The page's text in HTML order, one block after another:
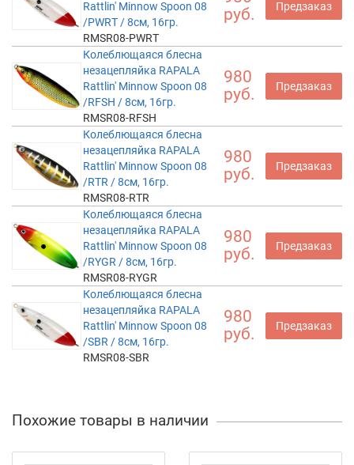
Rattlin' Minnow Spoon 08
/PWRT / 8см, 16гр.
RMSR08-PWRT
руб.
Предзаказ
Колеблющаяся блесна
незацепляйка RAPALA
Rattlin' Minnow Spoon 08
/RFSH / 8см, 16гр.
RMSR08-RFSH
980
руб.
Предзаказ
Колеблющаяся блесна
незацепляйка RAPALA
Rattlin' Minnow Spoon 08
/RTR / 8см, 16гр.
RMSR08-RTR
980
руб.
Предзаказ
Колеблющаяся блесна
незацепляйка RAPALA
Rattlin' Minnow Spoon 08
/RYGR / 8см, 16гр.
RMSR08-RYGR
980
руб.
Предзаказ
Колеблющаяся блесна
незацепляйка RAPALA
Rattlin' Minnow Spoon 08
/SBR / 8см, 16гр.
RMSR08-SBR
980
руб.
Предзаказ
Похожие товары в наличии